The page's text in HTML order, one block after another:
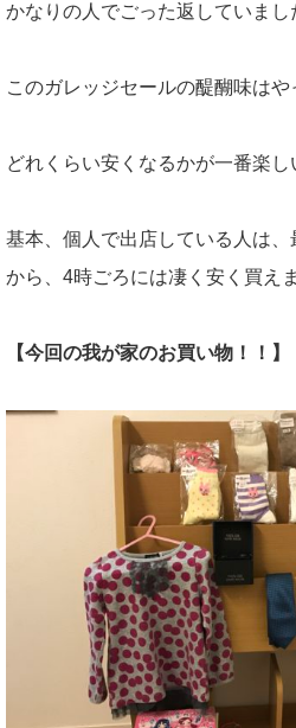
かなりの人でごった返していまし
このガレッジセールの醍醐味はや
どれくらい安くなるかが一番楽し
基本、個人で出店している人は
から、4時ごろには凄く安く買えま
【今回の我が家のお買い物！！】